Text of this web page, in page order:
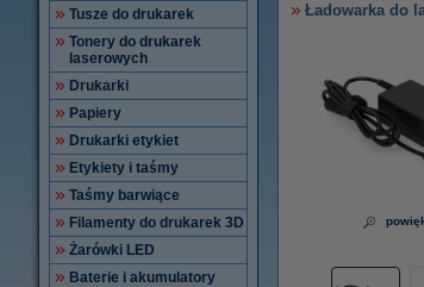
Tusze do drukarek
Tonery do drukarek
laserowych
Drukarki
Papiery
Drukarki etykiet
Etykiety i taśmy
Taśmy barwiące
Filamenty do drukarek 3D
Żarówki LED
Baterie i akumulatory
Ładowarka do